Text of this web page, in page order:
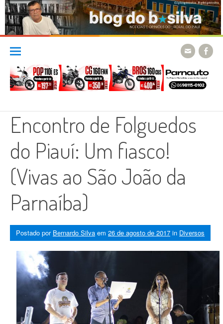
Skip
content
Encontro de Folguedos
do Piauí: Um fiasco!
(Vivas ao São João da
Parnaíba)
Postado por Bernardo Silva em 26 de agosto de 2017 in Diversos